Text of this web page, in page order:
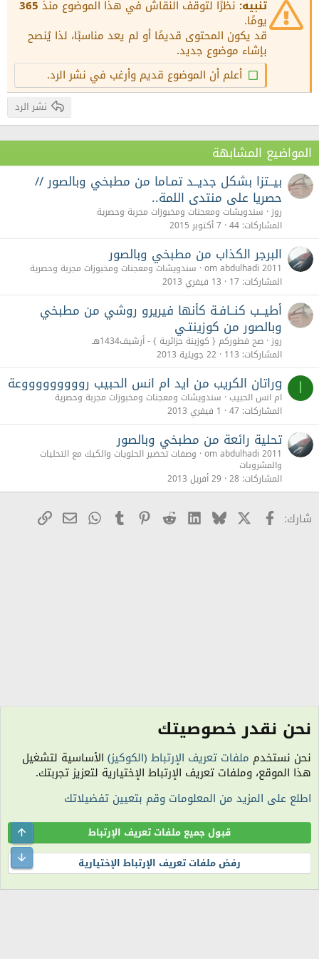
18
22
26
Times New Roman
Trebuchet MS
Verdana
عنوان 3 تنبيه: نظرًا لتوقف النقاش في هذا الموضوع منذ 365
يومًا.
قد يكون المحتوى قديمًا أو لم يعد مناسبًا، لذا يُنصح
بإشاء موضوع جديد.
أعلم أن الموضوع قديم وأرغب في نشر الرد.
نشر الرد
المواضيع المشابهة
بيــتزا بشكل جديــد تمـاما من مطبخي وبالصور //
حصريا على منتدى اللمة..
روز سندويشات ومعجنات ومخبوزات مجربة وحصرية
المشاركات 44 7 أكتوبر 2015
البرجر الكذاب من مطبخي وبالصور
om abdulhadi 2011 سندويشات ومعجنات ومخبوزات مجربة وحصرية
المشاركات 17 13 فيفري 2013
أطيــب كنــافـة كأنها فيريرو روشي من مطبخي
وبالصور من كوزينتـي
روز صح فطوركم { كوزينة جزائرية } - أرشيف1434هـ
المشاركات 113 22 جويلية 2013
ا gراتان الكريب من ايد ام انس الحبيب روووووووووعة
ام انس الحبيب سندويشات ومعجنات ومخبوزات مجربة وحصرية
المشاركات 47 1 فيفري 2013
تحلية رائعة من مطبخي وبالصور
om abdulhadi 2011 وصفات تحضير الحلويات والكيك مع التحليات
والمشروبات
المشاركات 28 29 أفريل 2013
شارك: Facebook
X
Bluesky
LinkedIn
Reddit
Pinterest
Tumblr
WhatsApp
البريدرابط
سندويشات ومعجنات ومخبوزات مجربة وحصرية
الكوكيز
المنتدى غير مسؤول عن أي اتفاق تجاري أو تعاوني بين الأعضاء، فعلى كل شخص تحمل
مسئولية نفسه.
التعليقات المنشورة لا تعبر عن رأي منتدى اللمة الجزائرية ولا نتحمل أي مسؤولية حيال
ذلك (ويتحمل كاتبها مسؤولية النشر).
Community platform by XenForo® © 2010-2026 XenForo Ltd.
نحن نقدر خصوصيتك
نحن نستخدم ملفات تعريف الإرتباط (الكوكيز) الأساسية لتشغيل
هذا الموقع، وملفات تعريف الإرتباط الإختيارية لتعزيز تجربتك.
اطلع على المزيد من المعلومات وقم بتعيين تفضيلاتك
قبول جميع ملفات تعريف الإرتباط
رفض ملفات تعريف الإرتباط الإختيارية